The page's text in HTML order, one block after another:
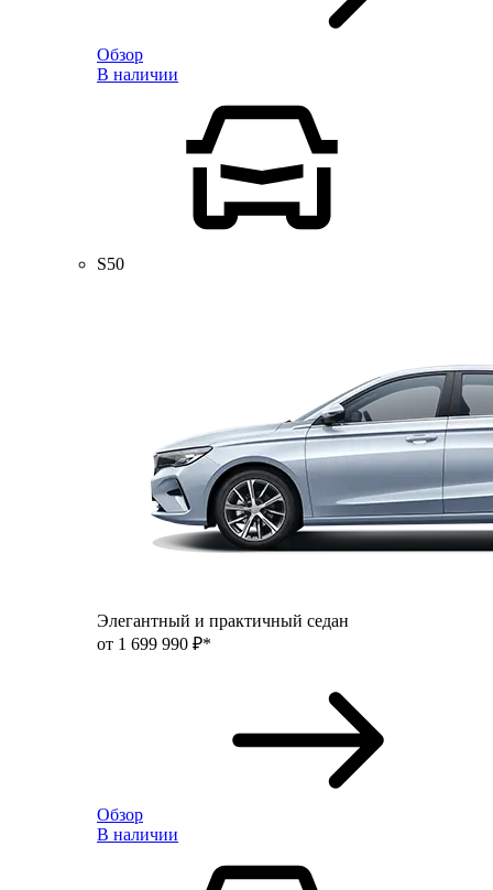
Обзор
В наличии
S50
Элегантный и практичный седан
от 1 699 990 ₽*
Обзор
В наличии